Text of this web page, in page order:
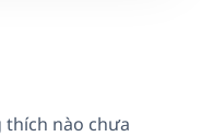
thích nào chưa